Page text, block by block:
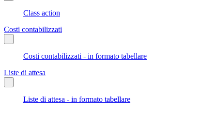
Class action
Costi contabilizzati
Costi contabilizzati - in formato tabellare
Liste di attesa
Liste di attesa - in formato tabellare